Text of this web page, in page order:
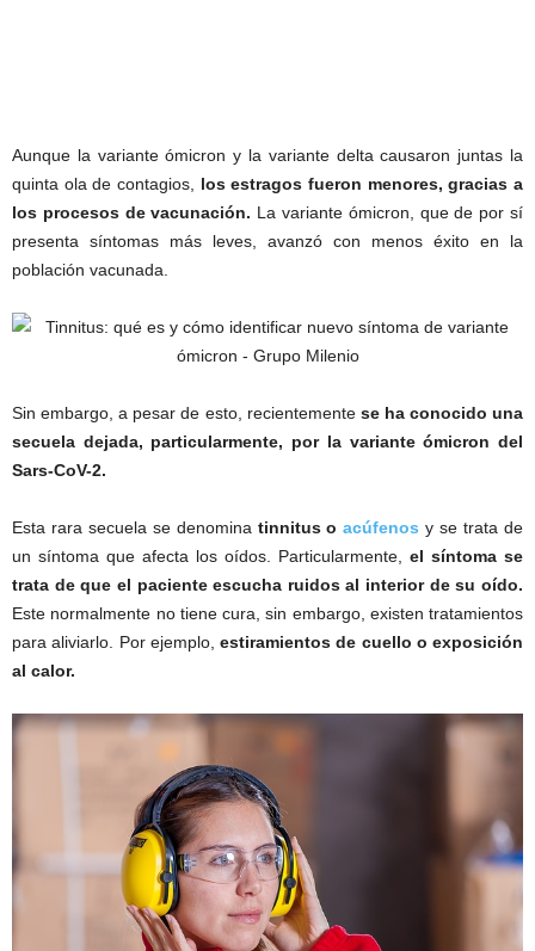
Aunque la variante ómicron y la variante delta causaron juntas la
quinta ola de contagios, los estragos fueron menores, gracias a
los procesos de vacunación. La variante ómicron, que de por sí
presenta síntomas más leves, avanzó con menos éxito en la
población vacunada.
Sin embargo, a pesar de esto, recientemente se ha conocido una
secuela dejada, particularmente, por la variante ómicron del
Sars-CoV-2.
Esta rara secuela se denomina tinnitus oacúfenos y se trata de
un síntoma que afecta los oídos. Particularmente, el síntoma se
trata de que el paciente escucha ruidos al interior de su oído.
Este normalmente no tiene cura, sin embargo, existen tratamientos
para aliviarlo. Por ejemplo, estiramientos de cuello o exposición
al calor.